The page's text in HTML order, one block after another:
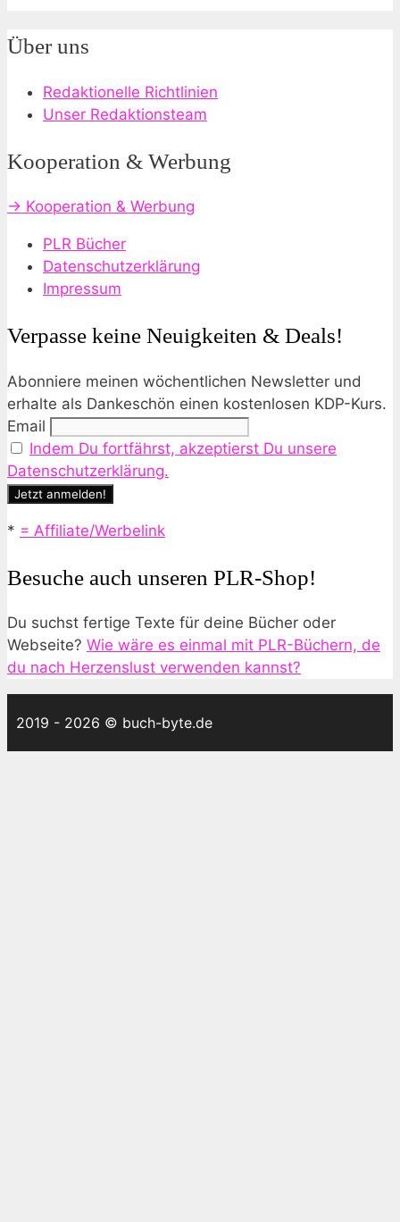
Über uns
Redaktionelle Richtlinien
Unser Redaktionsteam
Kooperation & Werbung
→ Kooperation & Werbung
PLR Bücher
Datenschutzerklärung
Impressum
Verpasse keine Neuigkeiten & Deals!
Abonniere meinen wöchentlichen Newsletter und
erhalte als Dankeschön einen kostenlosen KDP-Kurs.
Email
Indem Du fortfährst, akzeptierst Du unsere
Datenschutzerklärung.
* = Affiliate/Werbelink
Besuche auch unseren PLR-Shop!
Du suchst fertige Texte für deine Bücher oder
Webseite? Wie wäre es einmal mit PLR-Büchern, de
du nach Herzenslust verwenden kannst?
2019 - 2026 © buch-byte.de